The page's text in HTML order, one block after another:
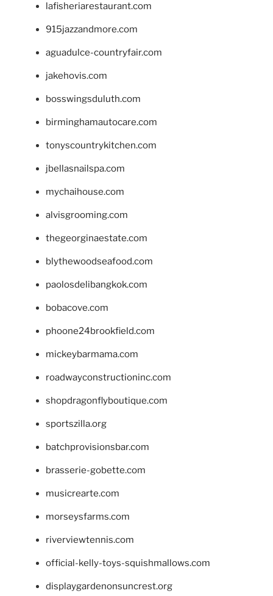
lafisheriarestaurant.com
915jazzandmore.com
aguadulce-countryfair.com
jakehovis.com
bosswingsduluth.com
birminghamautocare.com
tonyscountrykitchen.com
jbellasnailspa.com
mychaihouse.com
alvisgrooming.com
thegeorginaestate.com
blythewoodseafood.com
paolosdelibangkok.com
bobacove.com
phoone24brookfield.com
mickeybarmama.com
roadwayconstructioninc.com
shopdragonflyboutique.com
sportszilla.org
batchprovisionsbar.com
brasserie-gobette.com
musicrearte.com
morseysfarms.com
riverviewtennis.com
official-kelly-toys-squishmallows.com
displaygardenonsuncrest.org